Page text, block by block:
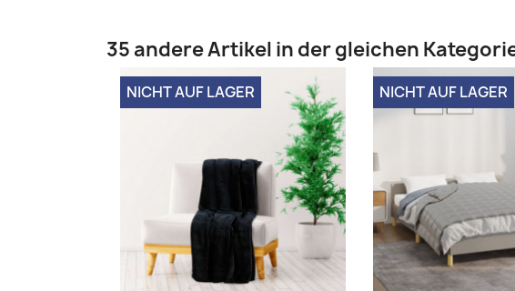
35 andere Artikel in der gleichen
NICHT AUF LAGER NICHT AUF LAGER